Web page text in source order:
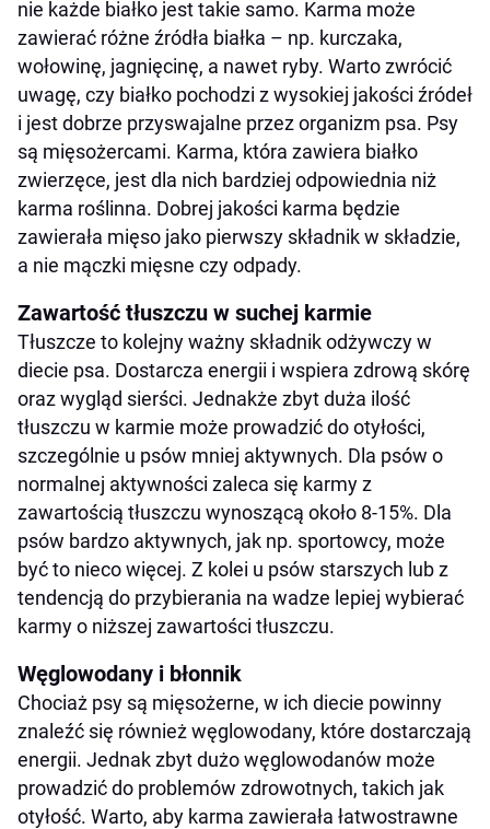
nie każde białko jest takie samo. Karma może
zawierać różne źródła białka – np. kurczaka,
wołowinę, jagnięcinę, a nawet ryby. Warto zwrócić
uwagę, czy białko pochodzi z wysokiej jakości źródeł
i jest dobrze przyswajalne przez organizm psa. Psy
są mięsożercami. Karma, która zawiera białko
zwierzęce, jest dla nich bardziej odpowiednia niż
karma roślinna. Dobrej jakości karma będzie
zawierała mięso jako pierwszy składnik w składzie,
a nie mączki mięsne czy odpady.
Zawartość tłuszczu w suchej karmie
Tłuszcze to kolejny ważny składnik odżywczy w
diecie psa. Dostarcza energii i wspiera zdrową skórę
oraz wygląd sierści. Jednakże zbyt duża ilość
tłuszczu w karmie może prowadzić do otyłości,
szczególnie u psów mniej aktywnych. Dla psów o
normalnej aktywności zaleca się karmy z
zawartością tłuszczu wynoszącą około 8-15%. Dla
psów bardzo aktywnych, jak np. sportowcy, może
być to nieco więcej. Z kolei u psów starszych lub z
tendencją do przybierania na wadze lepiej wybierać
karmy o niższej zawartości tłuszczu.
Węglowodany i błonnik
Chociaż psy są mięsożerne, w ich diecie powinny
znaleźć się również węglowodany, które dostarczają
energii. Jednak zbyt dużo węglowodanów może
prowadzić do problemów zdrowotnych, takich jak
otyłość. Warto, aby karma zawierała łatwostrawne